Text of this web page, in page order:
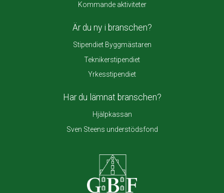
Kommande aktiviteter
Är du ny i branschen?
Stipendiet Byggmästaren
Teknikerstipendiet
Yrkesstipendiet
Har du lämnat branschen?
Hjälpkassan
Sven Steens understödsfond